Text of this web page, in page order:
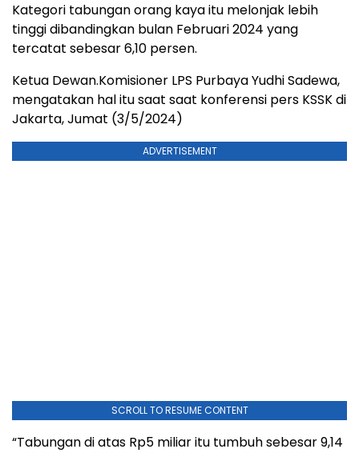
Kategori tabungan orang kaya itu melonjak lebih
tinggi dibandingkan bulan Februari 2024 yang
tercatat sebesar 6,10 persen.
Ketua Dewan.Komisioner LPS Purbaya Yudhi Sadewa,
mengatakan hal itu saat saat konferensi pers KSSK di
Jakarta, Jumat (3/5/2024)
ADVERTISEMENT
SCROLL TO RESUME CONTENT
“Tabungan di atas Rp5 miliar itu tumbuh sebesar 9,14